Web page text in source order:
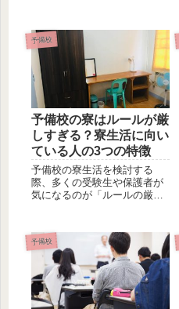
には多額の費用がかかり、負
担は重くのしかかります。し
かし、予備校の費用を抑える
方法をチェックし...
予備校
予備校の寮はルールが厳
しすぎる？寮生活に向い
ている人の3つの特徴
予備校の寮生活を検討する
際、多くの受験生や保護者が
気になるのが「ルールの厳し
る」と聞いて、窮屈に感じる
人もいるでしょう。 しかし、
これらのルールは寮生の勉強
環境を整えるためのもので
す...
予備校